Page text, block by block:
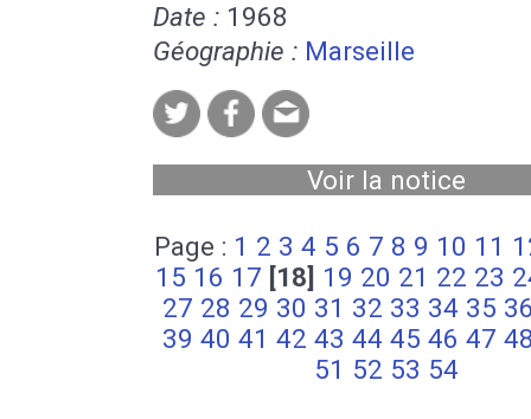
Date : 1968
Géographie : Marseille
Voir la notice
Page : 1 2 3 4 5 6 7 8 9 10 11
15 16 17 [18] 19 20 21 22 23
27 28 29 30 31 32 33 34 35
39 40 41 42 43 44 45 46 47
51 52 53 54